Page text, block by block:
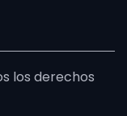
los derechos